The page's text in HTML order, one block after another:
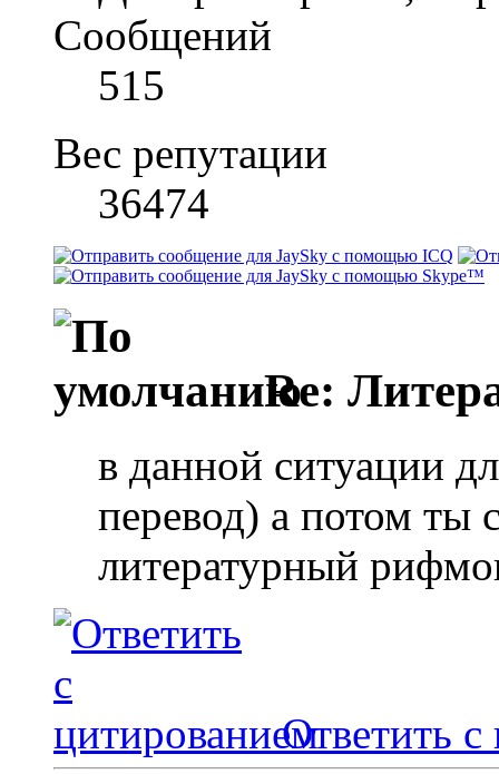
Сообщений
515
Вес репутации
36474
Re:
в данной ситуации
перевод) а потом ты
литературный
Ответить с